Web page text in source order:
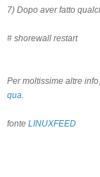
7) Dopo aver fatto
# shorewall restart
Per moltissime altre
qua
fonte LINUXFEED